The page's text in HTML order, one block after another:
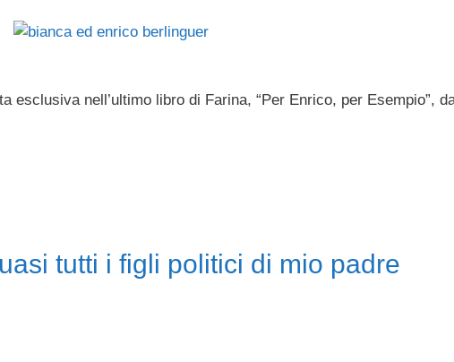
esclusiva nell’ultimo libro di Farina, “Per Enrico, per Esempio”,
tutti i figli politici di mio padre